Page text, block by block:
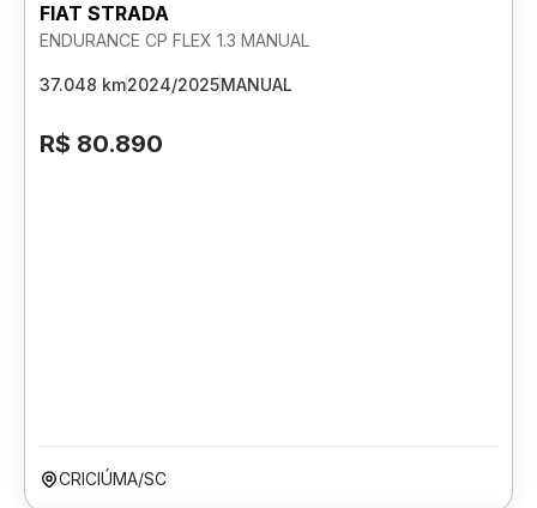
FIAT STRADA
ENDURANCE CP FLEX 1.3 MANUAL
37.048 km2024/2025MANUAL
R$ 80.890
CRICIÚMA/SC